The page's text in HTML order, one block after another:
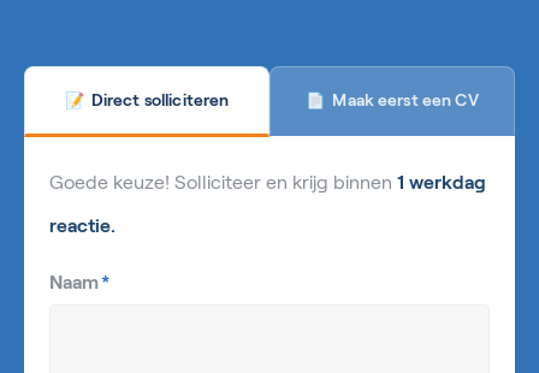
📝 Direct solliciteren 📄 Maak eerst een CV
Goede keuze! Solliciteer en krijg binnen 1 werkdag
reactie.
Naam*